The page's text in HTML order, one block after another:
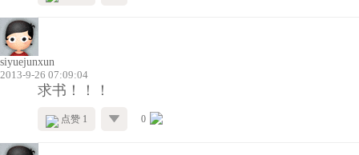
siyuejunxun
2013-9-26 07:09:04
求书！！！
点赞 1 0